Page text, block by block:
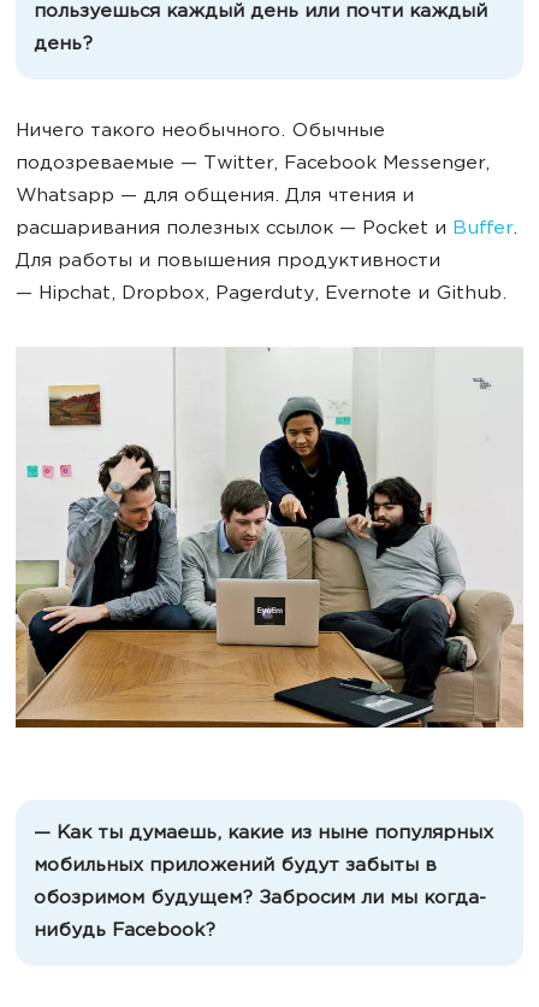
пользуешься каждый день или почти каждый
день?
Ничего такого необычного. Обычные
подозреваемые — Twitter, Facebook Messenger,
Whatsapp — для общения. Для чтения и
расшаривания полезных ссылок — Pocket и Buffer.
Для работы и повышения продуктивности
— Hipchat, Dropbox, Pagerduty, Evernote и Github.
— Как ты думаешь, какие из ныне популярных
мобильных приложений будут забыты в
обозримом будущем? Забросим ли мы когда-
нибудь Facebook?